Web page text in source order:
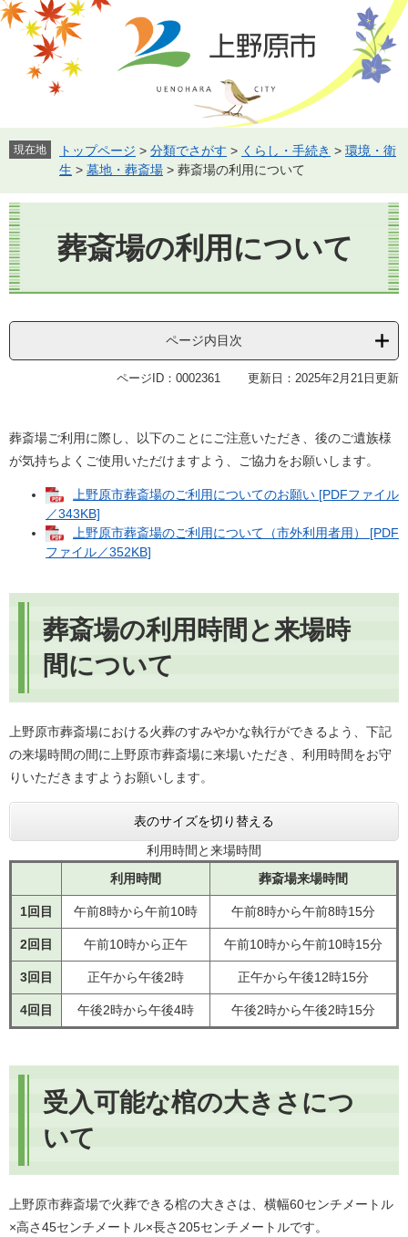
ペ
ー
す。
メ
ニ
し
て
文
へ
現在地 トップページ > 分類でさがす > くらし・手続き > 環境・衛
生 > 墓地・葬斎場 > 葬斎場の利用について
本
文
葬斎場の利用について
ページ内目次
ページID：0002361 更新日：2025年2月21日更新
葬斎場ご利用に際し、以下のことにご注意いただき、後のご遺族様
が気持ちよくご使用いただけますよう、ご協力をお願いします。
上野原市葬斎場のご利用についてのお願い [PDFファイル
／343KB]
上野原市葬斎場のご利用について（市外利用者用） [PDF
ファイル／352KB]
葬斎場の利用時間と来場時
間について
上野原市葬斎場における火葬のすみやかな執行ができるよう、下記
の来場時間の間に上野原市葬斎場に来場いただき、利用時間をお守
りいただきますようお願いします。
表のサイズを切り替える
利用時間と来場時間
利用時間
葬斎場来場時間
1回目 午前8時から午前10時 午前8時から午前8時15分
2回目 午前10時から正午 午前10時から午前10時15分
3回目 正午から午後2時 正午から午後12時15分
4回目 午後2時から午後4時 午後2時から午後2時15分
受入可能な棺の大きさにつ
いて
上野原市葬斎場で火葬できる棺の大きさは、 横幅60センチメートル
×高さ45センチメートル×長さ205センチメートルです。